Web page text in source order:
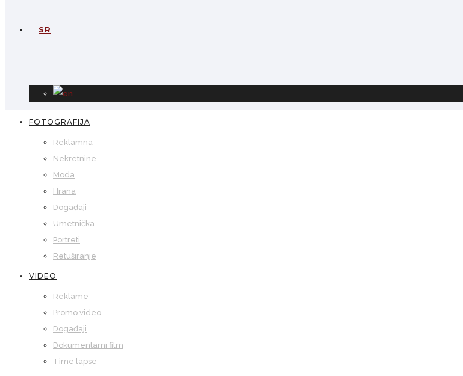
FOTOGRAFIJA
Reklamna
Nekretnine
Moda
Hrana
Događaji
Umetnička
Portreti
Retuširanje
VIDEO
Reklame
Promo video
Događaji
Dokumentarni film
Time lapse